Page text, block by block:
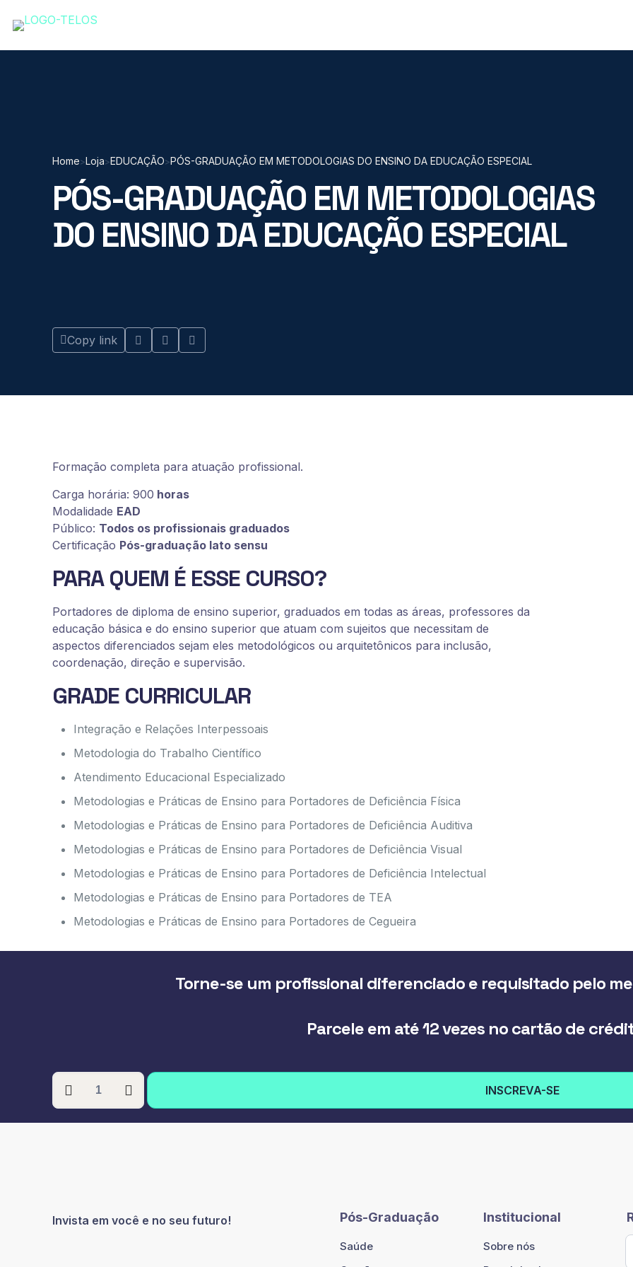
Home>Loja>EDUCAÇÃO>PÓS-GRADUAÇÃO EM METODOLOGIAS DO ENSINO DA EDUCAÇÃO ESPECIAL
PÓS-GRADUAÇÃO EM METODOLOGIAS
DO ENSINO DA EDUCAÇÃO ESPECIAL
Copy link
Formação completa para atuação profissional.
Carga horária: 900 horas
Modalidade EAD
Público: Todos os profissionais graduados
Certificação Pós-graduação lato sensu
PARA QUEM É ESSE CURSO?
Portadores de diploma de ensino superior, graduados em todas as áreas, professores da
educação básica e do ensino superior que atuam com sujeitos que necessitam de
aspectos diferenciados sejam eles metodológicos ou arquitetônicos para inclusão,
coordenação, direção e supervisão.
GRADE CURRICULAR
Integração e Relações Interpessoais
Metodologia do Trabalho Científico
Atendimento Educacional Especializado
Metodologias e Práticas de Ensino para Portadores de Deficiência Física
Metodologias e Práticas de Ensino para Portadores de Deficiência Auditiva
Metodologias e Práticas de Ensino para Portadores de Deficiência Visual
Metodologias e Práticas de Ensino para Portadores de Deficiência Intelectual
Metodologias e Práticas de Ensino para Portadores de TEA
Metodologias e Práticas de Ensino para Portadores de Cegueira
Torne-se um profissional diferenciado e requisitado pelo
Parcele em até 12 vezes no cartão de
PÓS-
GRADUAÇÃO
ESPECIAL
INSCREVA-SE
Invista em você e no seu futuro! Pós-Graduação
Saúde
Institucional
Sobre nós